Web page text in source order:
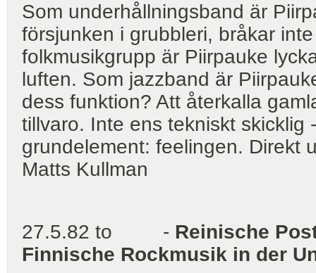
Som underhållningsband är
försjunken i grubbleri, bråkar
folkmusikgrupp är Piirpauke
luften. Som jazzband är
dess funktion? Att återkalla
tillvaro. Inte ens tekniskt skicklig
grundelement: feelingen. Direkt
Matts Kullman
27.5.82 to - Reinische
Finnische Rockmusik in der